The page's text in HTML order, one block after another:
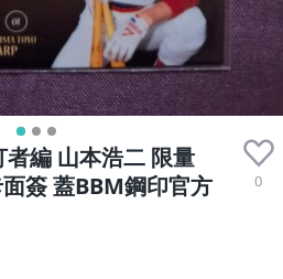
編 山本浩二 限量
簽 蓋BBM鋼印官方
0